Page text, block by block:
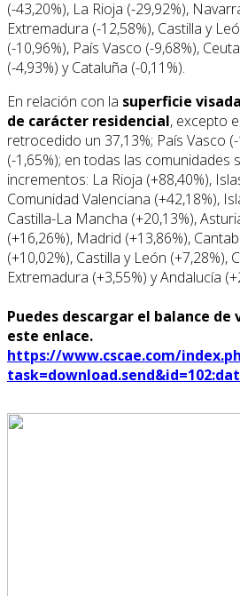
(-43,20%), La Rioja (-29,92%),
Extremadura (-12,58%), Castilla y
(-10,96%), País Vasco (-9,68%),
(-4,93%) y Cataluña (-0,11%).
En relación con la superficie
de carácter residencial, excepto
retrocedido un 37,13%; País Vasco
(-1,65%); en todas las comunidades
incrementos: La Rioja (+88,40%),
Comunidad Valenciana (+42,18%),
Castilla-La Mancha (+20,13%),
(+16,26%), Madrid (+13,86%),
(+10,02%), Castilla y León (+7,28%),
Extremadura (+3,55%) y Andalucía
Puedes descargar el balance de
este enlace.
https://www.cscae.com/